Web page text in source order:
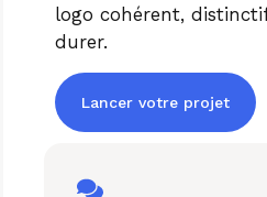
logo cohérent,
durer.
Lancer votre projet